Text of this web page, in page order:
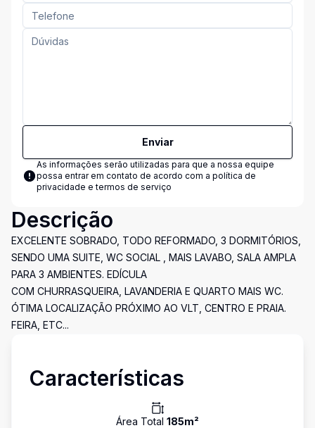
Enviar
As informações serão utilizadas para que a nossa equipe
possa entrar em contato de acordo com a política de
privacidade e termos de serviço
Descrição
EXCELENTE SOBRADO, TODO REFORMADO, 3 DORMITÓRIOS,
SENDO UMA SUITE, WC SOCIAL , MAIS LAVABO, SALA AMPLA
PARA 3 AMBIENTES. EDÍCULA
COM CHURRASQUEIRA, LAVANDERIA E QUARTO MAIS WC.
ÓTIMA LOCALIZAÇÃO PRÓXIMO AO VLT, CENTRO E PRAIA.
FEIRA, ETC...
Características
Área Total 185m²